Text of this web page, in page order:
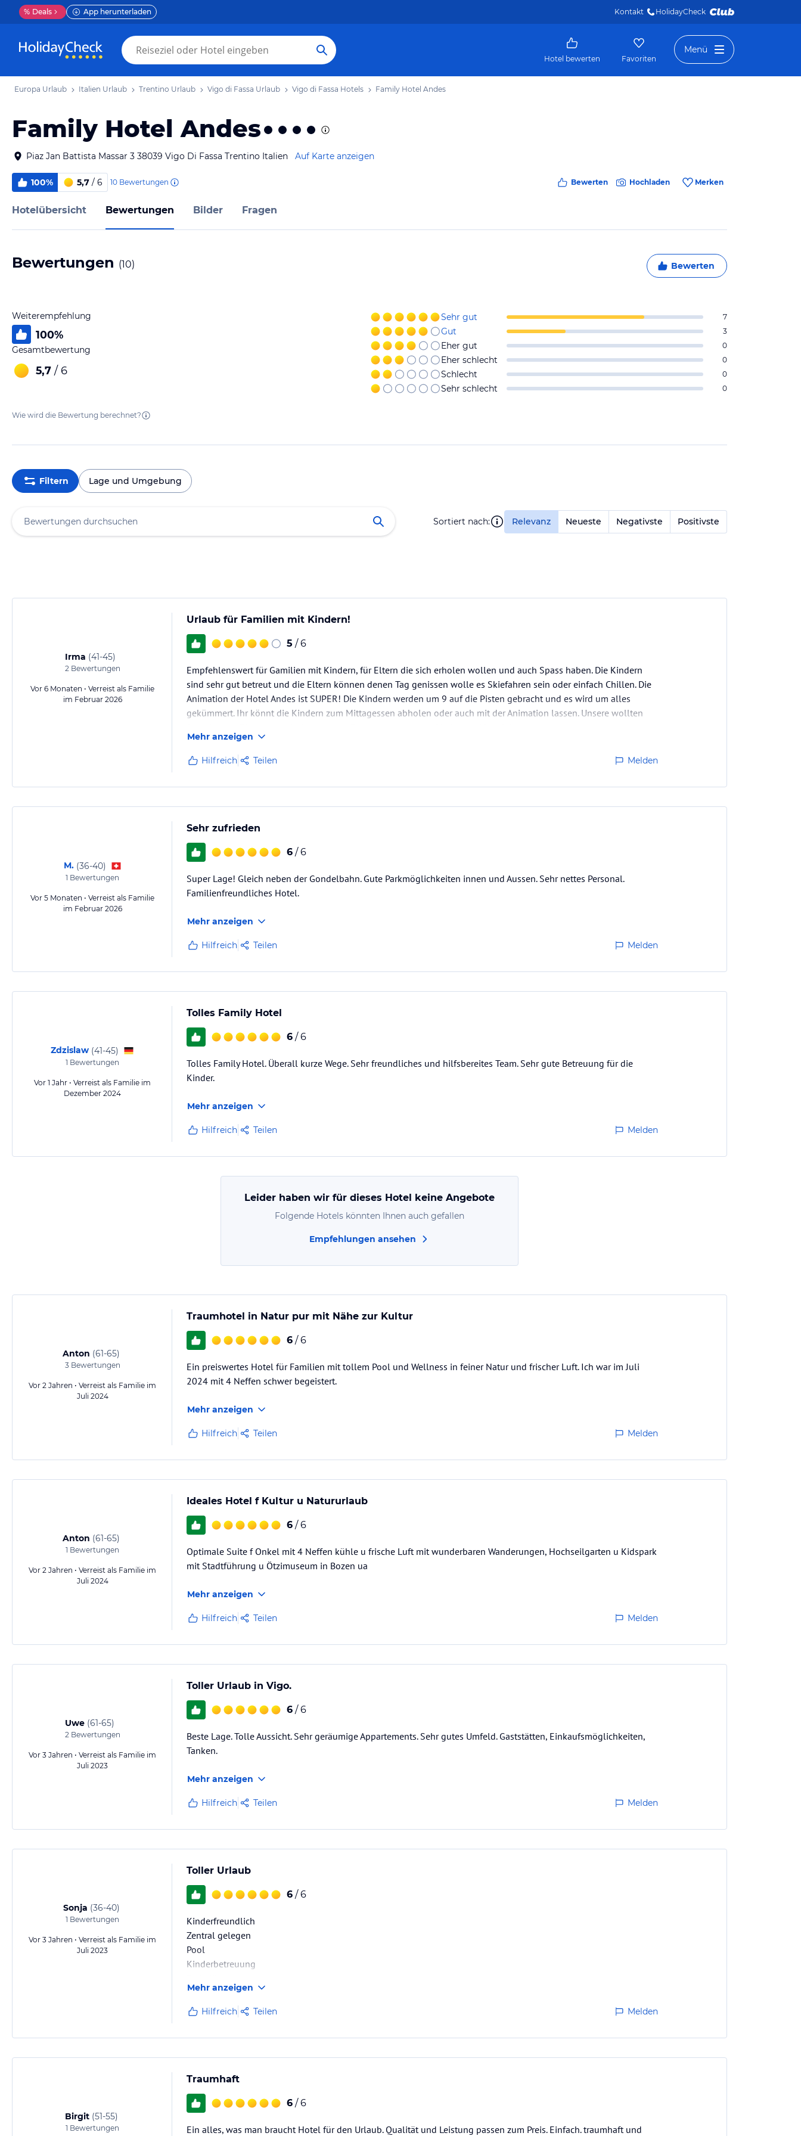
% Deals App herunterladen Kontakt HolidayCheck
Hotel bewerten Favoriten
Menü
Europa Urlaub Italien Urlaub Trentino Urlaub Vigo di Fassa Urlaub Vigo di Fassa Hotels Family Hotel Andes
Family Hotel Andes
Piaz Jan Battista Massar 3 38039 Vigo Di Fassa Trentino Italien Auf Karte anzeigen
100% 5,7 / 6 10 Bewertungen Bewerten Hochladen Merken
Hotelübersicht Bewertungen Bilder Fragen
Bewertungen (10) Bewerten
Weiterempfehlung
100%
Gesamtbewertung
5,7 / 6
Sehr gut 7
Gut 3
Eher gut 0
Eher schlecht 0
Schlecht 0
Sehr schlecht 0
Wie wird die Bewertung berechnet?
Filtern Lage und Umgebung
Sortiert nach: Relevanz Neueste Negativste Positivste
Irma (41-45)
2Bewertungen
Vor 6 Monaten • Verreist als Familie
im Februar 2026
Urlaub für Familien mit Kindern!
5 / 6
Empfehlenswert für Gamilien mit Kindern, für Eltern die sich erholen wollen und auch Spass haben. Die Kindern
sind sehr gut betreut und die Eltern können denen Tag genissen wolle es Skiefahren sein oder einfach Chillen. Die
Animation der Hotel Andes ist SUPER! Die Kindern werden um 9 auf die Pisten gebracht und es wird um alles
gekümmert. Ihr könnt die Kindern zum Mittagessen abholen oder auch mit der Animation lassen. Unsere wollten
Mehr anzeigen
Hilfreich Teilen Melden
M. (36-40)
1 Bewertungen
Vor 5 Monaten • Verreist als Familie
im Februar 2026
Sehr zufrieden
6 / 6
Super Lage! Gleich neben der Gondelbahn. Gute Parkmöglichkeiten innen und Aussen. Sehr nettes Personal.
Familienfreundliches Hotel.
Mehr anzeigen
Hilfreich Teilen Melden
Zdzislaw (41-45)
1 Bewertungen
Vor 1 Jahr • Verreist als Familie im
Dezember 2024
Tolles Family Hotel
6 / 6
Tolles Family Hotel. Überall kurze Wege. Sehr freundliches und hilfsbereites Team. Sehr gute Betreuung für die
Kinder.
Mehr anzeigen
Hilfreich Teilen Melden
Leider haben wir für dieses Hotel keine Angebote
Folgende Hotels könnten Ihnen auch gefallen
Empfehlungen ansehen
Anton (61-65)
3Bewertungen
Vor 2 Jahren • Verreist als Familie im
Juli 2024
Traumhotel in Natur pur mit Nähe zur Kultur
6 / 6
Ein preiswertes Hotel für Familien mit tollem Pool und Wellness in feiner Natur und frischer Luft. Ich war im Juli
2024 mit 4 Neffen schwer begeistert.
Mehr anzeigen
Hilfreich Teilen Melden
Anton (61-65)
1 Bewertungen
Vor 2 Jahren • Verreist als Familie im
Juli 2024
Ideales Hotel f Kultur u Natururlaub
6 / 6
Optimale Suite f Onkel mit 4 Neffen kühle u frische Luft mit wunderbaren Wanderungen, Hochseilgarten u Kidspark
mit Stadtführung u Ötzimuseum in Bozen ua
Mehr anzeigen
Hilfreich Teilen Melden
Uwe (61-65)
2Bewertungen
Vor 3 Jahren • Verreist als Familie im
Juli 2023
Toller Urlaub in Vigo.
6 / 6
Beste Lage. Tolle Aussicht. Sehr geräumige Appartements. Sehr gutes Umfeld. Gaststätten, Einkaufsmöglichkeiten,
Tanken.
Mehr anzeigen
Hilfreich Teilen Melden
Sonja (36-40)
1 Bewertungen
Vor 3 Jahren • Verreist als Familie im
Juli 2023
Toller Urlaub
6 / 6
Kinderfreundlich
Zentral gelegen
Pool
Kinderbetreuung
Seilbahnnähe
Tolle Aussicht
Verkehrsgünstig gelegen
Mehr anzeigen
Hilfreich Teilen Melden
Birgit (51-55)
1 Bewertungen
Traumhaft
6 / 6
Ein alles, was man braucht Hotel für den Urlaub. Qualität und Leistung passen zum Preis. Einfach. traumhaft und